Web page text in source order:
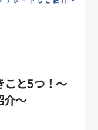
こと5つ！～
介～